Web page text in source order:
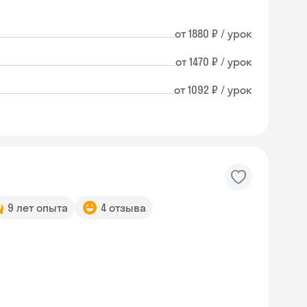
от 1880 ₽ / урок
от 1470 ₽ / урок
от 1092 ₽ / урок
9 лет опыта 4 отзыва